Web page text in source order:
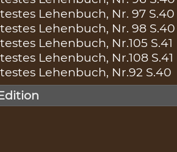
Lehenbuch, Nr. 97 S.40
Lehenbuch, Nr. 98 S.40
Lehenbuch, Nr.105 S.41
Lehenbuch, Nr.108 S.41
Lehenbuch, Nr.92 S.40